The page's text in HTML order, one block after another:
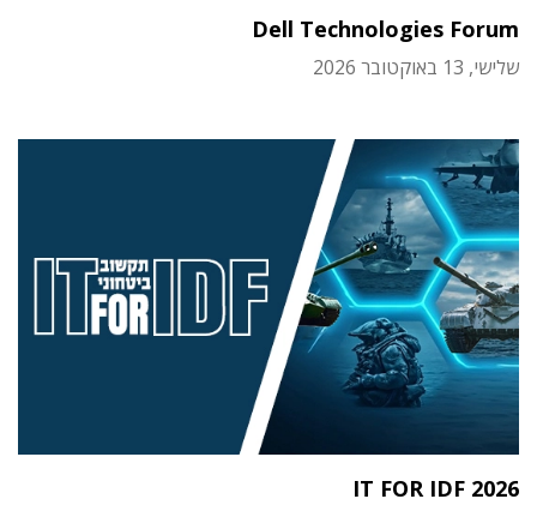
Dell Technologies Forum
שלישי, 13 באוקטובר 2026
IT FOR IDF 2026